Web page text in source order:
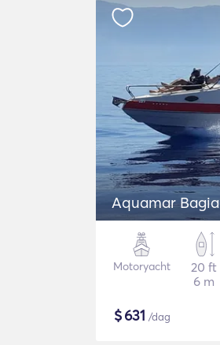
Aquamar Bagia
Motoryacht
20 ft
6 m
$631 /dag